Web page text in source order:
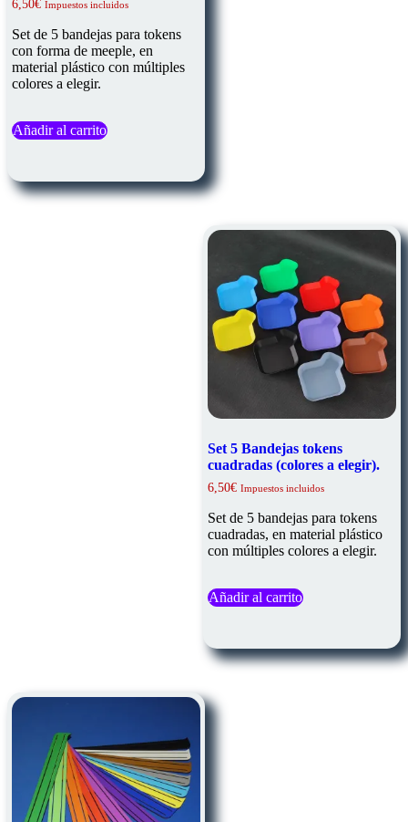
6,50€ Impuestos incluidos
Set de 5 bandejas para tokens
con forma de meeple, en
material plástico con múltiples
colores a elegir.
Añadir al carrito
Set 5 Bandejas tokens
cuadradas (colores a elegir).
6,50€ Impuestos incluidos
Set de 5 bandejas para tokens
cuadradas, en material plástico
con múltiples colores a elegir.
Añadir al carrito